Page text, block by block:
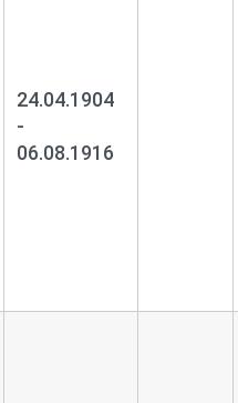
24.04.1904
-
06.08.1916